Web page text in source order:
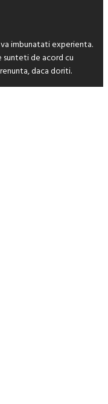
imbunatati experienta.
sunteti de acord cu
daca doriti.